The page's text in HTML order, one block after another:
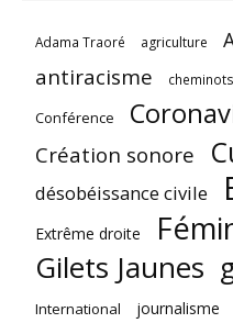
Adama Traoré agriculture
antiracisme cheminots
Conférence
Création sonore
désobéissance civile
Extrême droite
Gilets Jaunes
International journalisme